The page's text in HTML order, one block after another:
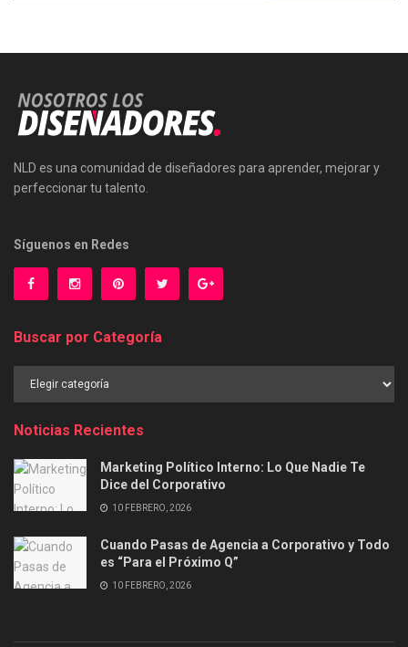
NLD es una comunidad de diseñadores para aprender, mejorar y
perfeccionar tu talento.
Síguenos en Redes
Buscar por Categoría
Noticias Recientes
Marketing Político Interno: Lo Que Nadie Te
Dice del Corporativo
10 FEBRERO, 2026
Cuando Pasas de Agencia a Corporativo y Todo
es “Para el Próximo Q”
10 FEBRERO, 2026